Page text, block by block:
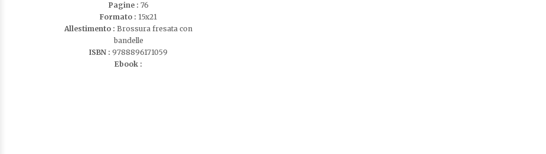
Pagine : 76
Formato : 15x21
Allestimento :Brossura fresata con
bandelle
ISBN :9788896171059
Ebook :